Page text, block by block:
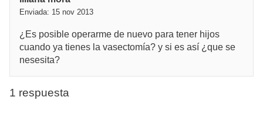
Enviada: 15 nov 2013
¿Es posible operarme de nuevo para tener hijos
cuando ya tienes la vasectomía? y si es así ¿que se
nesesita?
1 respuesta